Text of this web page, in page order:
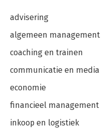
advisering
algemeen management
coaching en trainen
communicatie en media
economie
financieel management
inkoop en logistiek